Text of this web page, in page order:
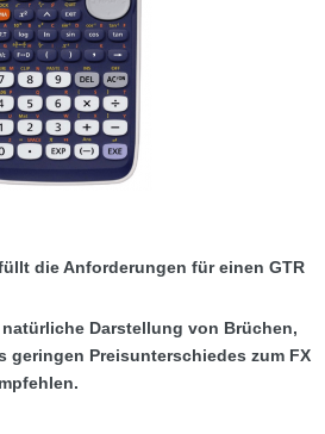
die Anforderungen für einen GTR
Darstellung von Brüchen,
geringen Preisunterschiedes zum FX